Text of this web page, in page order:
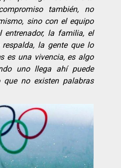
también, no
sino con el equipo
entrenador, la familia, el
la gente que lo
es una vivencia, es algo
uno llega ahí puede
que no existen palabras